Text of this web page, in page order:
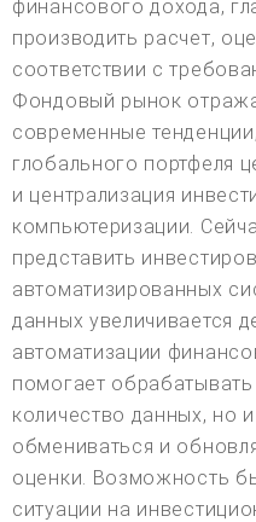
финансового дохода,
производить расчет,
соответствии с
Фондовый рынок
современные
глобального портфеля
и централизация
компьютеризации.
представить
автоматизированных
данных увеличивается
автоматизации
помогает
количество данных, но
обмениваться и
оценки. Возможность
ситуации на